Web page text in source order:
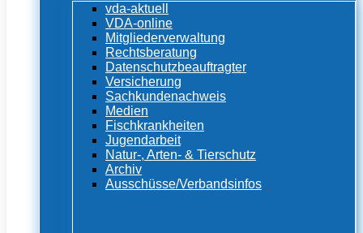
vda-aktuell
VDA-online
Mitgliederverwaltung
Rechtsberatung
Datenschutzbeauftragter
Versicherung
Sachkundenachweis
Medien
Fischkrankheiten
Jugendarbeit
Natur-, Arten- & Tierschutz
Archiv
Ausschüsse/Verbandsinfos